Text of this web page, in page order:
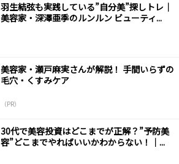
羽生結弦も実践している”自分美”探しトレ｜
美容家・深澤亜季のルンルン ビューティ...
美容家・瀬戸麻実さんが解説！ 手間いらずの
毛穴・くすみケア
（PR）
30代で美容投資はどこまでが正解？”予防美
容”どこまでやればいいかわからない！｜...